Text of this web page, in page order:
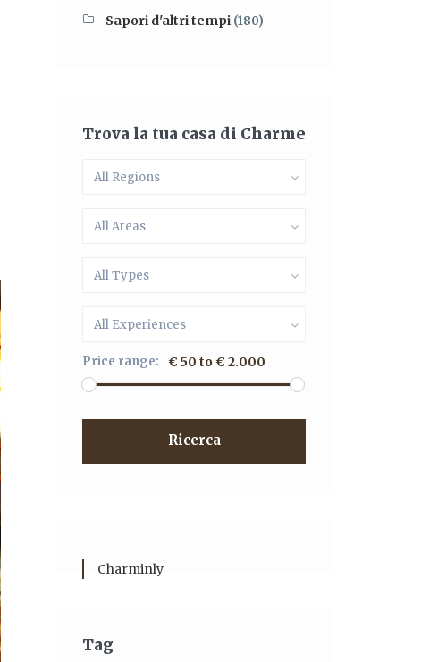
Sapori d'altri tempi (180)
Trova la tua casa di Charme
All Regions
All Areas
All Types
All Experiences
Price range: € 50 to € 2.000
Ricerca
Charminly
Tag